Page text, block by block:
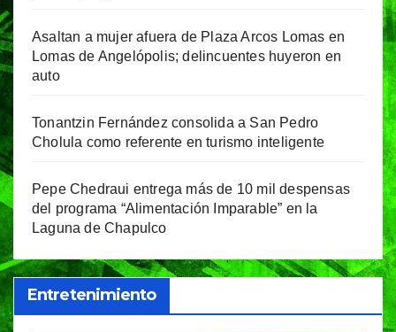
Asaltan a mujer afuera de Plaza Arcos Lomas en
Lomas de Angelópolis; delincuentes huyeron en
auto
Tonantzin Fernández consolida a San Pedro
Cholula como referente en turismo inteligente
Pepe Chedraui entrega más de 10 mil despensas
del programa “Alimentación Imparable” en la
Laguna de Chapulco
Entretenimiento